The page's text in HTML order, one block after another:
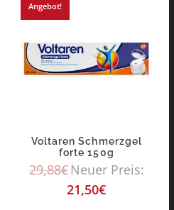
Angebot!
Voltaren Schmerzgel
forte 150g
29,88€Neuer Preis:
21,50€